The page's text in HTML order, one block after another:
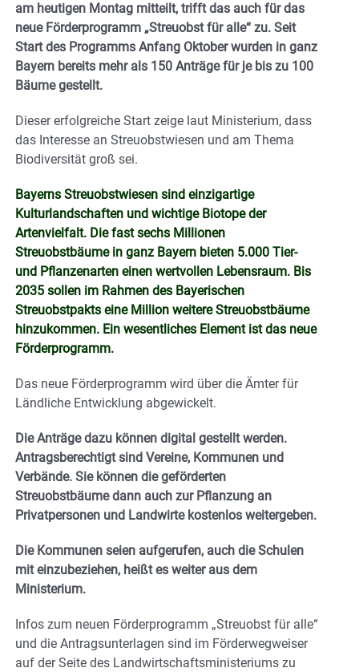
am heutigen Montag mitteilt, trifft das auch für das
neue Förderprogramm „Streuobst für alle“ zu. Seit
Start des Programms Anfang Oktober wurden in ganz
Bayern bereits mehr als 150 Anträge für je bis zu 100
Bäume gestellt.
Dieser erfolgreiche Start zeige laut Ministerium, dass
das Interesse an Streuobstwiesen und am Thema
Biodiversität groß sei.
Bayerns Streuobstwiesen sind einzigartige
Kulturlandschaften und wichtige Biotope der
Artenvielfalt. Die fast sechs Millionen
Streuobstbäume in ganz Bayern bieten 5.000 Tier-
und Pflanzenarten einen wertvollen Lebensraum. Bis
2035 sollen im Rahmen des Bayerischen
Streuobstpakts eine Million weitere Streuobstbäume
hinzukommen. Ein wesentliches Element ist das neue
Förderprogramm.
Das neue Förderprogramm wird über die Ämter für
Ländliche Entwicklung abgewickelt.
Die Anträge dazu können digital gestellt werden.
Antragsberechtigt sind Vereine, Kommunen und
Verbände. Sie können die geförderten
Streuobstbäume dann auch zur Pflanzung an
Privatpersonen und Landwirte kostenlos weitergeben.
Die Kommunen seien aufgerufen, auch die Schulen
mit einzubeziehen, heißt es weiter aus dem
Ministerium.
Infos zum neuen Förderprogramm „Streuobst für alle“
und die Antragsunterlagen sind im Förderwegweiser
auf der Seite des Landwirtschaftsministeriums zu